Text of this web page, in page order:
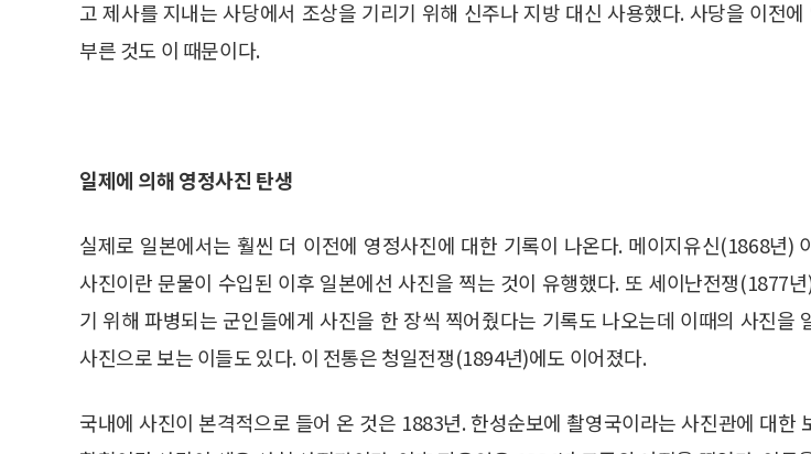
고 제사를 지내는 사당에서 조상을 기리기 위해 신주나 지방 대신 사용했다. 사당을 이전
부른 것도 이 때문이다.
일제에 의해 영정사진 탄생
실제로 일본에서는 훨씬 더 이전에 영정사진에 대한 기록이 나온다. 메이지유신(1868년)
사진이란 문물이 수입된 이후 일본에선 사진을 찍는 것이 유행했다. 또 세이난전쟁(1877
기 위해 파병되는 군인들에게 사진을 한 장씩 찍어줬다는 기록도 나오는데 이때의 사진을
사진으로 보는 이들도 있다. 이 전통은 청일전쟁(1894년)에도 이어졌다.
국내에 사진이 본격적으로 들어 온 것은 1883년. 한성순보에 촬영국이라는 사진관에 대한